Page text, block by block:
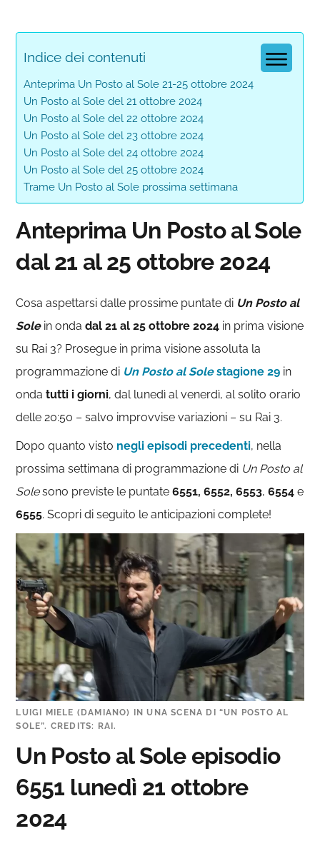
Indice dei contenuti
Anteprima Un Posto al Sole 21-25 ottobre 2024
Un Posto al Sole del 21 ottobre 2024
Un Posto al Sole del 22 ottobre 2024
Un Posto al Sole del 23 ottobre 2024
Un Posto al Sole del 24 ottobre 2024
Un Posto al Sole del 25 ottobre 2024
Trame Un Posto al Sole prossima settimana
Anteprima Un Posto al Sole
dal 21 al 25 ottobre 2024
Cosa aspettarsi dalle prossime puntate di Un Posto al
Solein ondadal 21 al 25 ottobre 2024 in prima visione
su Rai 3? Prosegue in prima visione assoluta la
programmazione di Un Posto al Solestagione 29 in
ondatutti i giorni, dal lunedì al venerdì, al solito orario
delle 20:50 – salvo improvvise variazioni – su Rai 3.
Dopo quanto visto negli episodi precedenti, nella
prossima settimana di programmazione di Un Posto al
Solesono previste le puntate6551, 6552, 6553, 6554e
6555. Scopri di seguito le anticipazioni complete!
LUIGI MIELE (DAMIANO) IN UNA SCENA DI “UN POSTO AL
SOLE”. CREDITS: RAI.
Un Posto al Sole episodio
6551 lunedì 21 ottobre
2024